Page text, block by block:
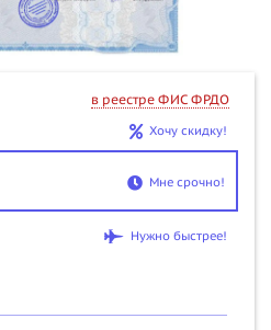
в реестре ФИС ФРДО
Хочу скидку!
Мне срочно!
Нужно быстрее!